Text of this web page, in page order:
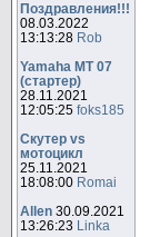
Поздравления!!!
08.03.2022
13:13:28 Rob
Yamaha MT 07
(стартер)
28.11.2021
12:05:25foks185
Скутер vs
мотоцикл
25.11.2021
18:08:00 Romai
Allen 30.09.2021
13:26:23
Linka